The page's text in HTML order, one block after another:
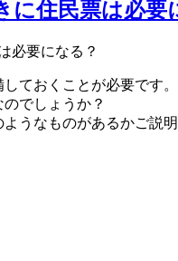
に住民票は必要
ておくことが必要です
でしょうか？
うなものがあるかご説明